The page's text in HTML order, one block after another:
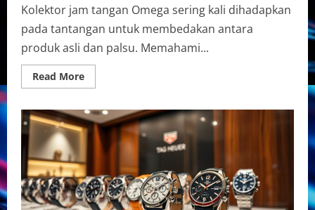
Kolektor jam tangan Omega sering kali dihadapkan
pada tantangan untuk membedakan antara
produk asli dan palsu. Memahami...
Read MoreRead
more
Omega
asli
dan
palsu
untuk
kolektor:
Panduan
Mengenali
Keaslian
Jam